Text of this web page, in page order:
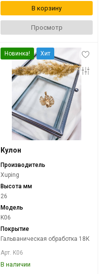
В корзину
Просмотр
Новинка! Хит
Кулон
Производитель
Xuping
Высота мм
26
Модель
K06
Покрытие
Гальваническая обработка 18К
Арт. K06
В наличии